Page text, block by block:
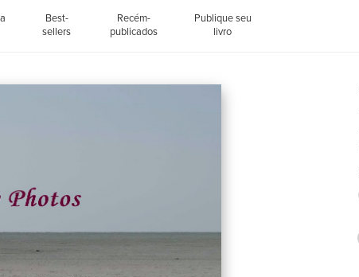
Best-
sellers
Recém-
publicados
Publique seu
livro